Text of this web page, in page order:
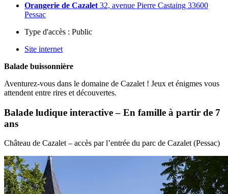
Orangerie de Cazalet 32, avenue Pierre Castaing 33600
Pessac
Type d'accès : Public
Site internet
Balade buissonnière
Aventurez-vous dans le domaine de Cazalet ! Jeux et énigmes vous
attendent entre rires et découvertes.
Balade ludique interactive – En famille à partir de 7
ans
Château de Cazalet – accès par l’entrée du parc de Cazalet (Pessac)